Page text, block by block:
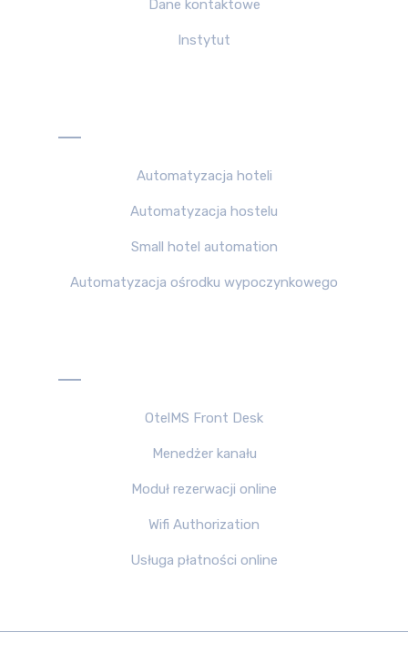
Dane kontaktowe
Instytut
Automatyzacja hoteli
Automatyzacja hostelu
Small hotel automation
Automatyzacja ośrodku wypoczynkowego
OtelMS Front Desk
Menedżer kanału
Moduł rezerwacji online
Wifi Authorization
Usługa płatności online